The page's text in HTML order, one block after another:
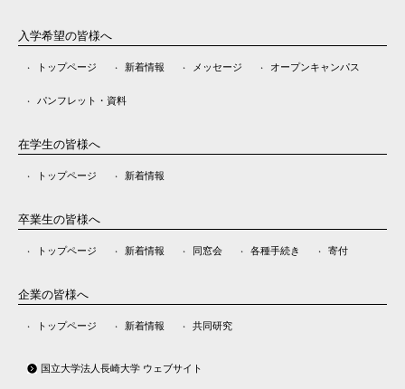
入学希望の皆様へ
トップページ 新着情報 メッセージ オープンキャンパス
パンフレット・資料
在学生の皆様へ
トップページ 新着情報
卒業生の皆様へ
トップページ 新着情報 同窓会 各種手続き 寄付
企業の皆様へ
トップページ 新着情報 共同研究
国立大学法人長崎大学 ウェブサイト